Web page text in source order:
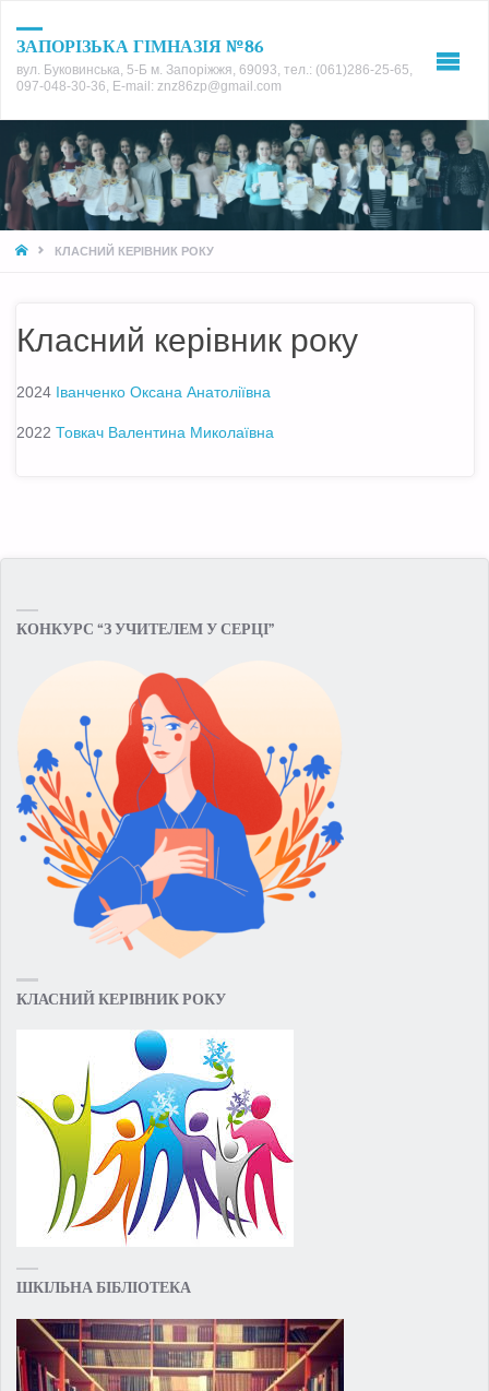
ЗАПОРІЗЬКА ГІМНАЗІЯ №86
вул. Буковинська, 5-Б м. Запоріжжя, 69093, тел.: (061)286-25-65,
097-048-30-36, E-mail: znz86zp@gmail.com
HOMEКЛАСНИЙ КЕРІВНИК РОКУ
Класний керівник року
2024 Іванченко Оксана Анатоліївна
2022 Товкач Валентина Миколаївна
КОНКУРС “З УЧИТЕЛЕМ У СЕРЦІ”
КЛАСНИЙ КЕРІВНИК РОКУ
ШКІЛЬНА БІБЛІОТЕКА